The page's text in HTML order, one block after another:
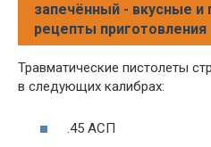
запечённый - вкусные и
рецепты приготовления
Травматические пистолеты
в следующих калибрах:
.45 АСП